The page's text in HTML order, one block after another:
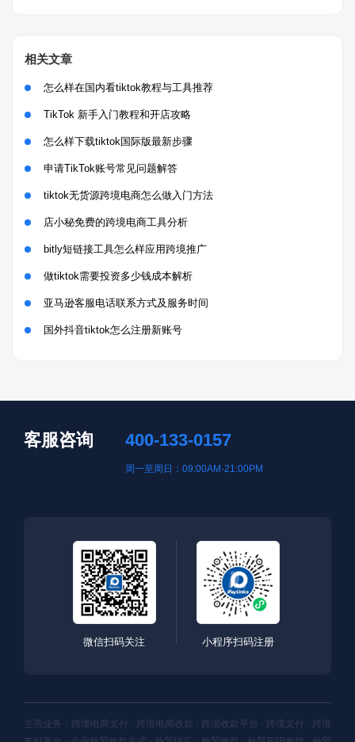
相关文章
怎么样在国内看tiktok教程与工具推荐
TikTok 新手入门教程和开店攻略
怎么样下载tiktok国际版最新步骤
申请TikTok账号常见问题解答
tiktok无货源跨境电商怎么做入门方法
店小秘免费的跨境电商工具分析
bitly短链接工具怎么样应用跨境推广
做tiktok需要投资多少钱成本解析
亚马逊客服电话联系方式及服务时间
国外抖音tiktok怎么注册新账号
客服咨询 400-133-0157
周一至周日：09:00AM-21:00PM
微信扫码关注 小程序扫码注册
主营业务：跨境电商支付 · 跨境电商收款 · 跨境收款平台 · 跨境支付 · 跨境